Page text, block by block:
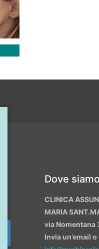
Dove siamo
CLINICA
MARIA
via Nomentana
Invia un’email